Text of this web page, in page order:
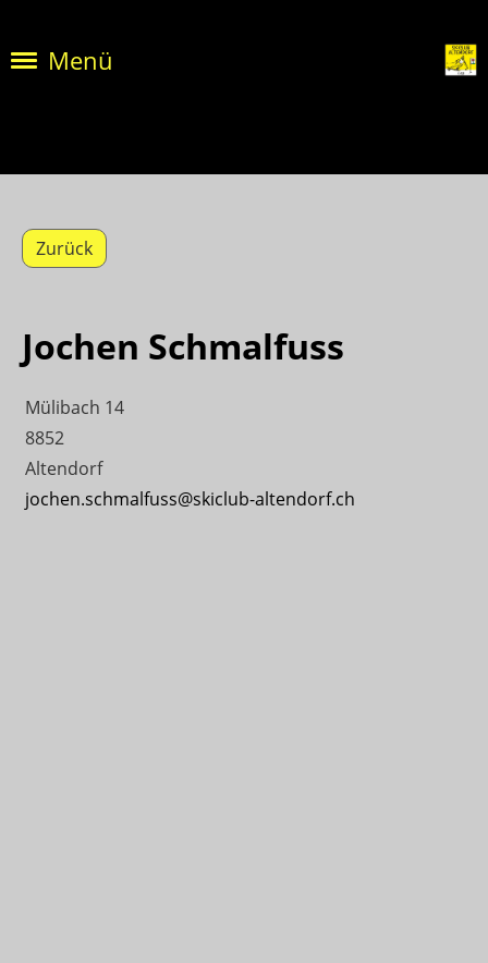
Menü
Zurück
Jochen Schmalfuss
Mülibach 14
8852
Altendorf
jochen.schmalfuss@skiclub-altendorf.ch